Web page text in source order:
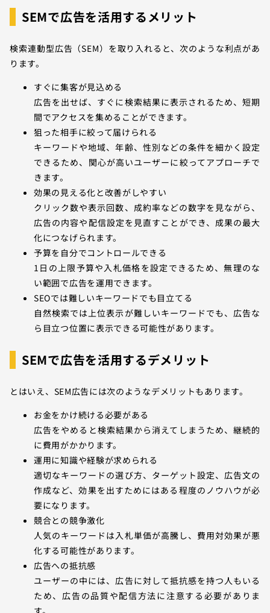
SEMで広告を活用するメリット
検索連動型広告（SEM）を取り入れると、次のような利点があ
ります。
すぐに集客が見込める
広告を出せば、すぐに検索結果に表示されるため、短期
間でアクセスを集めることができます。
狙った相手に絞って届けられる
キーワードや地域、年齢、性別などの条件を細かく設定
できるため、関心が高いユーザーに絞ってアプローチで
きます。
効果の見える化と改善がしやすい
クリック数や表示回数、成約率などの数字を見ながら、
広告の内容や配信設定を見直すことができ、成果の最大
化につなげられます。
予算を自分でコントロールできる
1日の上限予算や入札価格を設定できるため、無理のな
い範囲で広告を運用できます。
SEOでは難しいキーワードでも目立てる
自然検索では上位表示が難しいキーワードでも、広告な
ら目立つ位置に表示できる可能性があります。
SEMで広告を活用するデメリット
とはいえ、SEM広告には次のようなデメリットもあります。
お金をかけ続ける必要がある
広告をやめると検索結果から消えてしまうため、継続的
に費用がかかります。
運用に知識や経験が求められる
適切なキーワードの選び方、ターゲット設定、広告文の
作成など、効果を出すためにはある程度のノウハウが必
要になります。
競合との競争激化
人気のキーワードは入札単価が高騰し、費用対効果が悪
化する可能性があります。
広告への抵抗感
ユーザーの中には、広告に対して抵抗感を持つ人もいる
ため、広告の品質や配信方法に注意する必要がありま